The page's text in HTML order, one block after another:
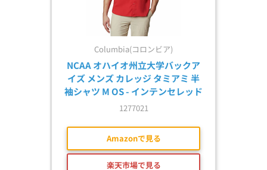
Columbia(コロンビア)
NCAA オハイオ州立大学バックア
イズ メンズ カレッジ タミアミ 半
袖シャツ M OS - インテンセレッド
1277021
Amazonで見る
楽天市場で見る